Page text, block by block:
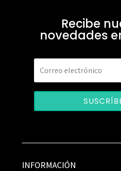
Recibe
novedades
INFORMACIÓN